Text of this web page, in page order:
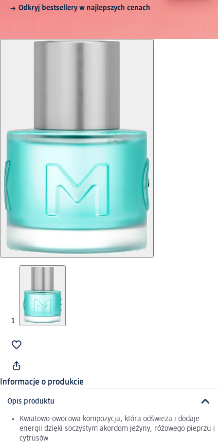
Odkryj bestsellery w najlepszych cenach
Informacje o produkcie
Opis produktu
Kwiatowo-owocowa kompozycja, która odświeża i dodaje
energii dzięki soczystym akordom jeżyny, różowego pieprzu i
cytrusów